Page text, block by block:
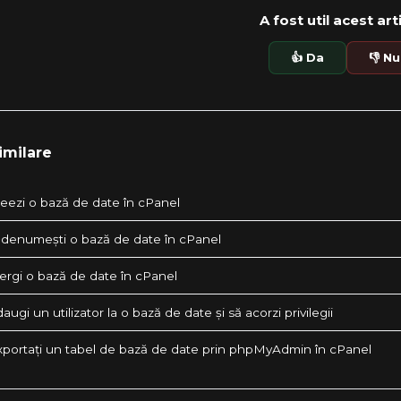
A fost util acest
👍 Da 👎 Nu
o bază de date în cPanel
o bază de date în cPanel
o bază de date în cPanel
un utilizator la o bază de date și să acorzi privilegii
un tabel de bază de date prin phpMyAdmin în cPanel